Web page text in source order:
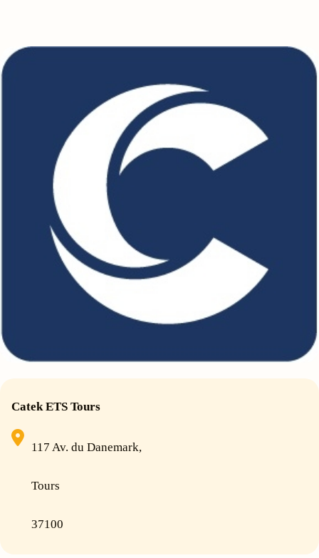
Catek ETS Tours
117 Av. du Danemark,
Tours
37100